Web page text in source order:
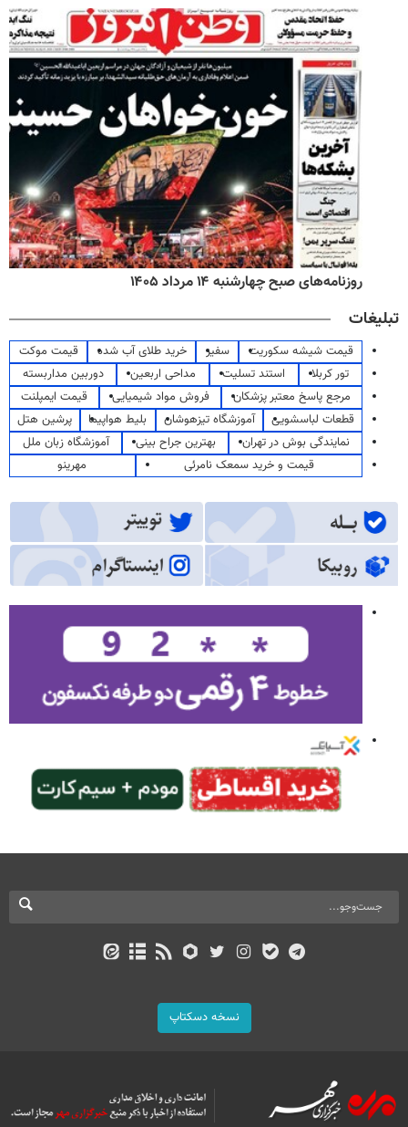
روزنامه‌های صبح چهارشنبه ۱۴ مرداد ۱۴۰۵
تبلیغات
قیمت شیشه سکوریت سفیر خرید طلای آب شده
قیمت موکت
تور کربلا
استند تسلیت مداحی اربعین
دوربین مداربسته
مرجع پاسخ معتبر پزشکان
فروش مواد شیمیایی
قیمت ایمپلنت
قطعات لباسشویی
آموزشگاه تیزهوشان بلیط هواپیما
پرشین هتل
نمایندگی بوش در تهران
بهترین جراح بینی
آموزشگاه زبان ملل
قیمت و خرید سمعک نامرئی
مهرینو
نسخه دسکتاپ